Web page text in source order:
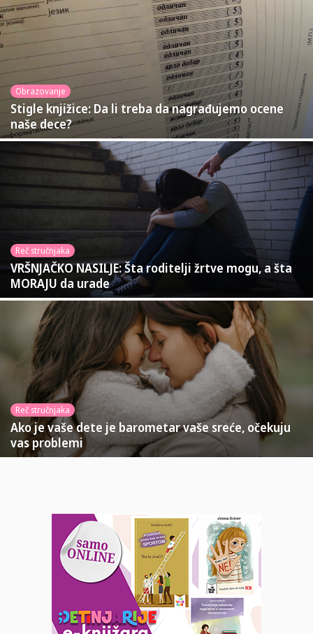
Obrazovanje
Stigle knjižice: Da li treba da nagrađujemo ocene
naše dece?
Reč stručnjaka
VRŠNJAČKO NASILJE: Šta roditelji žrtve mogu, a šta
MORAJU da urade
Reč stručnjaka
Ako je vaše dete je barometar vaše sreće, očekuju
vas problemi